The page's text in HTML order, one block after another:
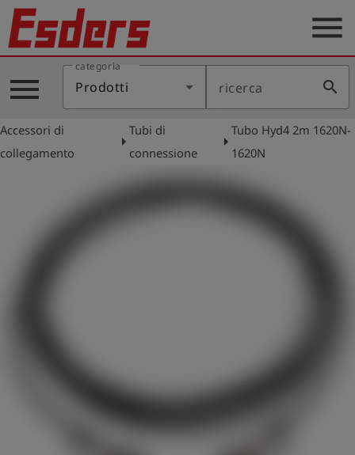
Prodotti
Applicazione
Assistenza
menu
menu
categoria
Prodotti ricerca search
Accessori di
collegamento
arrow_right
Tubi di
connessione
arrow_right
Tubo Hyd4 2m 1620N-
1620N